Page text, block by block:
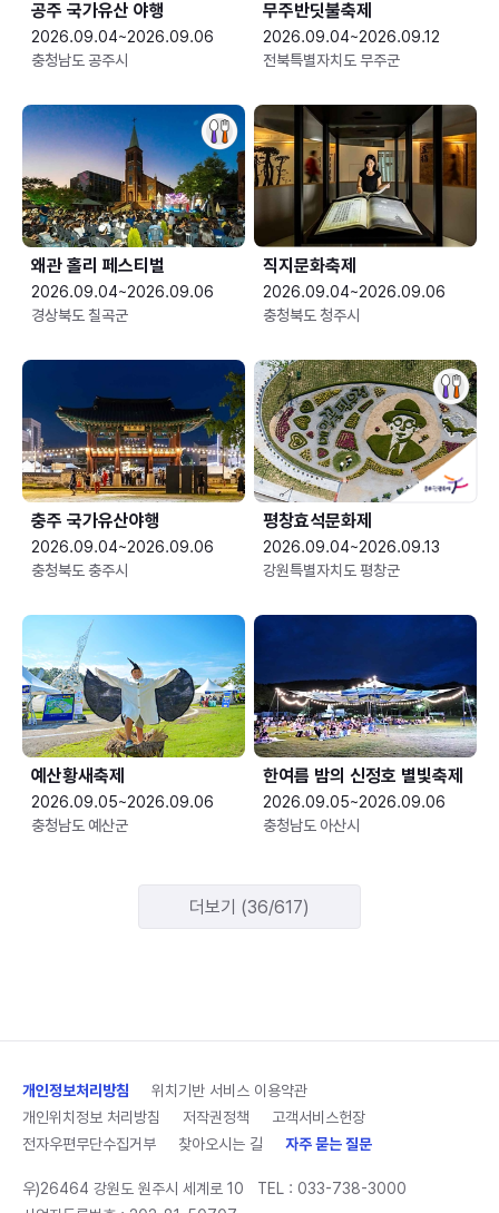
공주 국가유산 야행
2026.09.04~2026.09.06
충청남도 공주시
무주반딧불축제
2026.09.04~2026.09.12
전북특별자치도 무주군
왜관 홀리 페스티벌
2026.09.04~2026.09.06
경상북도 칠곡군
직지문화축제
2026.09.04~2026.09.06
충청북도 청주시
충주 국가유산야행
2026.09.04~2026.09.06
충청북도 충주시
평창효석문화제
2026.09.04~2026.09.13
강원특별자치도 평창군
예산황새축제
2026.09.05~2026.09.06
충청남도 예산군
한여름 밤의 신정호 별빛축제
2026.09.05~2026.09.06
충청남도 아산시
더보기 (36/617)
개인정보처리방침
위치기반 서비스 이용약관
개인위치정보 처리방침
저작권정책
고객서비스헌장
전자우편무단수집거부
찾아오시는 길 자주 묻는 질문
우)26464 강원도 원주시 세계로 10 TEL : 033-738-3000